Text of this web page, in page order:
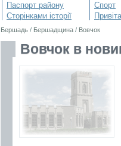
Паспорт району
Сторінками історії
Спорт
Бершадь / Бершадщина / Вовчок
Вовчок в